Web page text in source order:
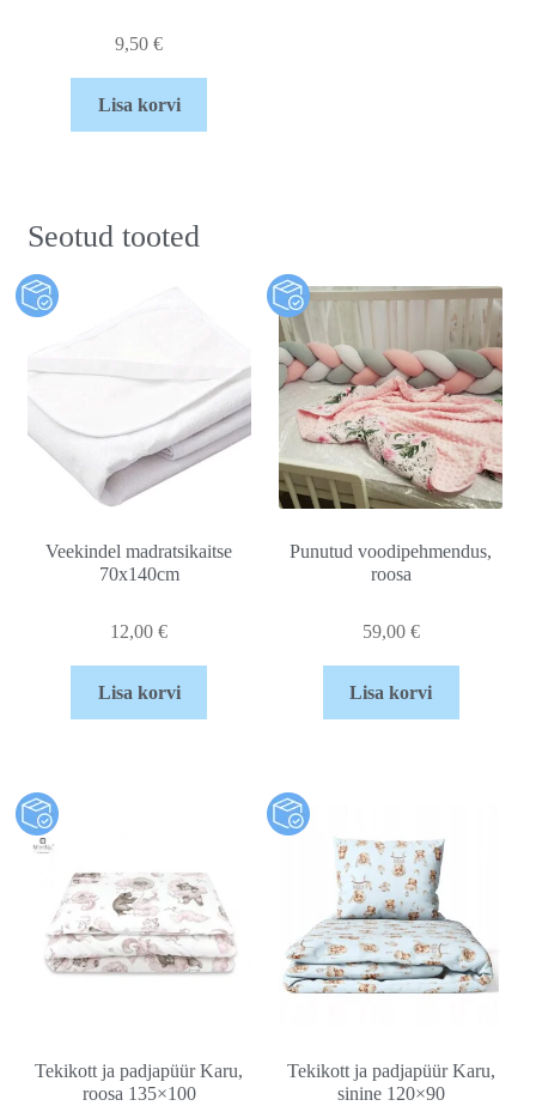
9,50€
Lisa korvi
Seotud tooted
Veekindel madratsikaitse
70x140cm
12,00€
Lisa korvi
Punutud voodipehmendus,
roosa
59,00 €
Lisa korvi
Tekikott ja padjapüür Karu,
roosa 135×100
Tekikott ja padjapüür Karu,
sinine 120×90